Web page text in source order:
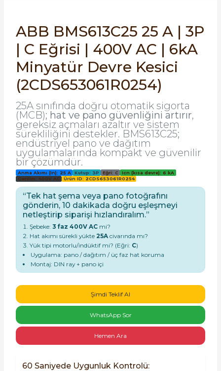
Kesiciler
Şalterleri
Yol Vericiler
Pako Şalterler
SIMATIC TIA PORTAL HMI Yazılımları
SIMATIC Yazılım Paketleri
SIMOTION Hareket Kontrol Üniteleri
SIRIUS SAFETY
WinCC Unified Runtime Yazılımları
ABB BMS613C25 25 A | 3P
| C Eğrisi | 400V AC | 6kA
Minyatür Devre Kesici
(2CDS653061R0254)
25A sınıfında doğru otomatik sigorta
(MCB); hat ve pano güvenliğini artırır,
gereksiz açmaları azaltır ve sistem
sürekliliğini destekler. BMS613C25;
endüstriyel pano ve dağıtım
uygulamalarında kompakt ve güvenilir
bir çözümdür.
Anma Akımı (In): 25 A Kutup: 3P Eğri: C
Icn (kısa devre): 6 kA
Gerilim: 400V AC
Ürün ID: 2CDS653061R0254
“Tek hat şema veya pano fotoğrafını
gönderin, 10 dakikada doğru eşleşmeyi
netleştirip siparişi hızlandıralım.”
Şebeke: 3 faz 400V ACmi?
Hat akımı sürekli yükte 25Acivarında mı?
Yük tipi motorlu/indüktif mi? (Eğri: C)
Uygulama: pano / dağıtım / üç faz hat koruma
Montaj: DIN ray + pano içi
Şimdi Teklif Al
WhatsApp Sor
Hemen Ara
60 Saniyede Uygunluk Kontrolü: